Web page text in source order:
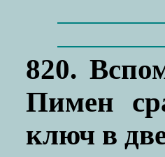
820.
Пимен
ключ в